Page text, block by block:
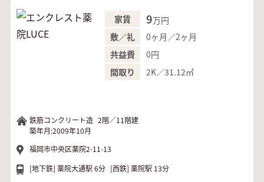
家賃 9万円
敷／礼
0ヶ月／2ヶ月
共益費
0円
間取り
2K／31.12㎡
鉄筋コンクリート造 2階／11階建
築年月:2009年10月
福岡市中央区薬院2-11-13
[地下鉄] 薬院大通駅 6分 [西鉄] 薬院駅 13分